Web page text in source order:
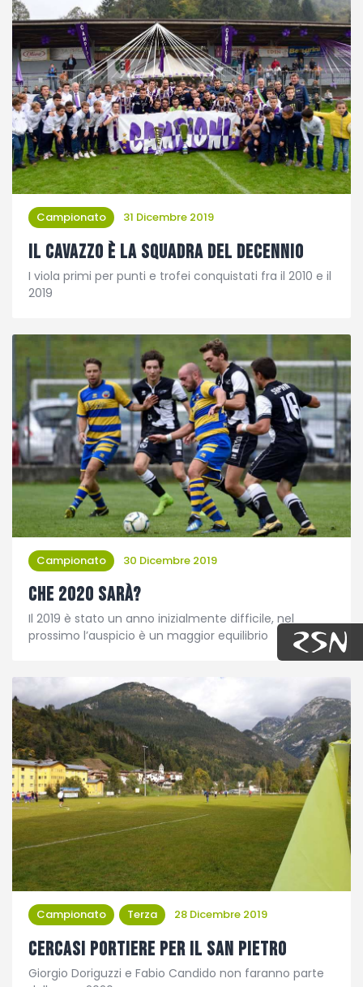
News
Migliori
Albo d’oro
Partita Party
Campionato 31 Dicembre 2019
Il Cavazzo è la squadra del decennio
I viola primi per punti e trofei conquistati fra il 2010 e il
2019
Campionato 30 Dicembre 2019
Che 2020 sarà?
Il 2019 è stato un anno inizialmente difficile, nel
prossimo l’auspicio è un maggior equilibrio
Campionato Terza 28 Dicembre 2019
Cercasi portiere per il San Pietro
Giorgio Doriguzzi e Fabio Candido non faranno parte